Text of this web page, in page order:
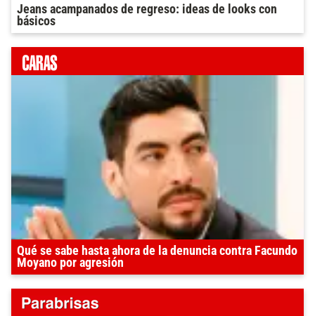
Jeans acampanados de regreso: ideas de looks con
básicos
Qué se sabe hasta ahora de la denuncia contra Facundo
Moyano por agresión